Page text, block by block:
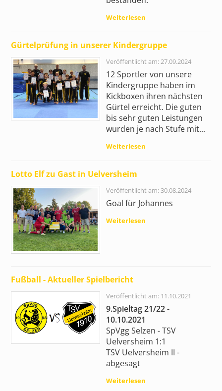
Weiterlesen
Gürtelprüfung in unserer Kindergruppe
Veröffentlicht am: 27.09.2024
12 Sportler von unsere
Kindergruppe haben im
Kickboxen ihren nächsten
Gürtel erreicht. Die guten
bis sehr guten Leistungen
wurden je nach Stufe mit...
Weiterlesen
Lotto Elf zu Gast in Uelversheim
Veröffentlicht am: 30.08.2024
Goal für Johannes
Weiterlesen
Fußball - Aktueller Spielbericht
Veröffentlicht am: 11.10.2021
9.Spieltag 21/22 -
10.10.2021
SpVgg Selzen - TSV
Uelversheim 1:1
TSV Uelversheim II -
abgesagt
Weiterlesen